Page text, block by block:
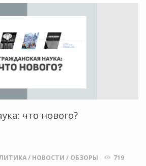
что нового?
/ НОВОСТИ / ОБЗОРЫ 719